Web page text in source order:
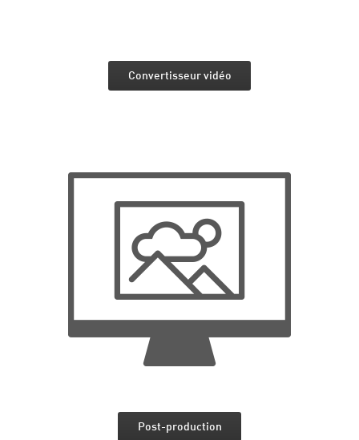
Convertisseur vidéo
Post-production